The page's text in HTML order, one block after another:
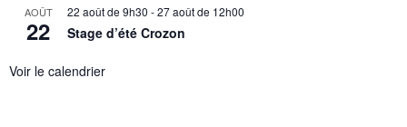
AOÛT
22
22 août de 9h30 -27 août de 12h00
Stage d’été Crozon
Voir le calendrier